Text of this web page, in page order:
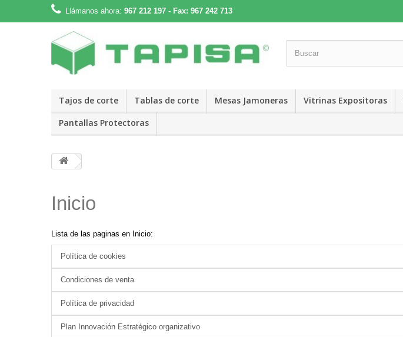
Llámanos ahora: 967 212 197 - Fax: 967 242 713
Tajos de corte Tablas de corte Mesas Jamoneras Vitrinas Expositoras
Pantallas Protectoras
Inicio
Lista de las paginas en Inicio:
Política de cookies
Condiciones de venta
Política de privacidad
Plan Innovación Estratégico organizativo